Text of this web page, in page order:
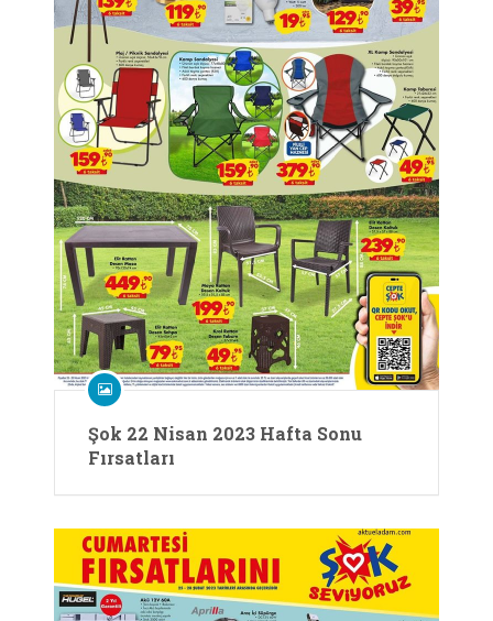
Şok 22 Nisan 2023 Hafta Sonu
Fırsatları